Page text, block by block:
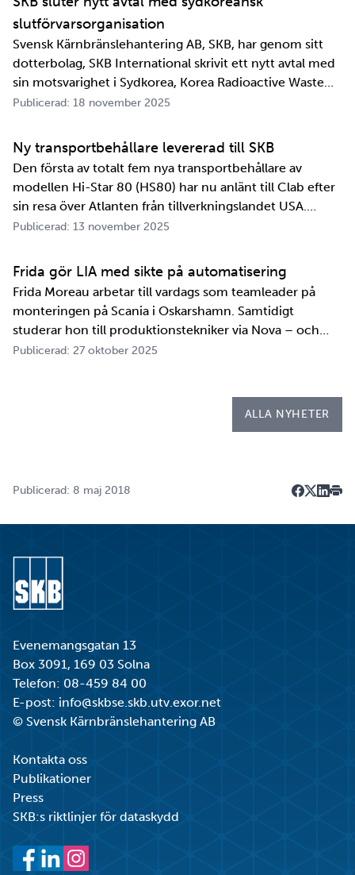
slutförvarsorganisation
Svensk Kärnbränslehantering AB, SKB, har genom sitt
dotterbolag, SKB International skrivit ett nytt avtal med
sin motsvarighet i Sydkorea, Korea Radioactive Waste
Agency, KORAD. Avtalet, som är ett så kallat
samarbetet mellan de två organisationerna. …
Publicerad: 18 november 2025
Ny transportbehållare levererad till SKB
Den första av totalt fem nya transportbehållare av
modellen Hi-Star 80 (HS80) har nu anlänt till Clab efter
sin resa över Atlanten från tillverkningslandet USA.
Innan transportbehållaren kan bli en del av SKB:s
tester och utbildningar. Redan 2008 i…
Publicerad: 13 november 2025
Frida gör LIA med sikte på automatisering
Frida Moreau arbetar till vardags som teamleader på
monteringen på Scania i Oskarshamn. Samtidigt
studerar hon till produktionstekniker via Nova – och
under tio veckor i höst gör hon både sin praktik, även
Publicerad: 27 oktober 2025
ALLA NYHETER
Publicerad: 8 maj 2018
Evenemangsgatan 13
Box 3091, 169 03 Solna
Telefon: 08-459 84 00
E-post: info@skbse.skb.utv.exor.net
© Svensk Kärnbränslehantering AB
Kontakta oss
Publikationer
Press
SKB:s riktlinjer för dataskydd